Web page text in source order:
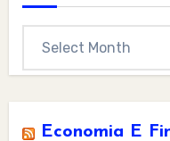
Economia E